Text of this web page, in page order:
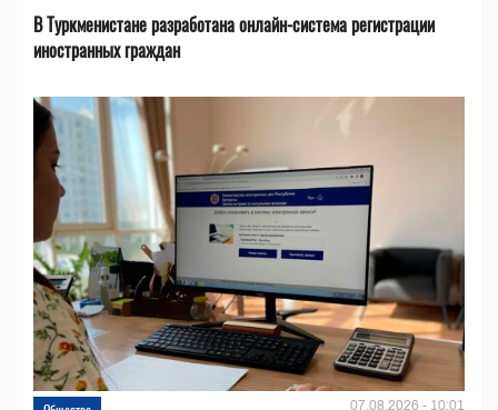
В Туркменистане разработана онлайн-система регистрации
иностранных граждан
07.08.2026 - 10:01